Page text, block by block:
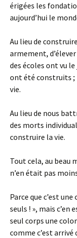
érigées les
aujourd’hui le
Au lieu de
armement,
des écoles ont vu
ont été construits ;
vie.
Au lieu de nous
des morts
construire la vie.
Tout cela, au beau
n’en était pas
Parce que c’est
seuls ! », mais c’en
seul corps une
comme c’est arrivé